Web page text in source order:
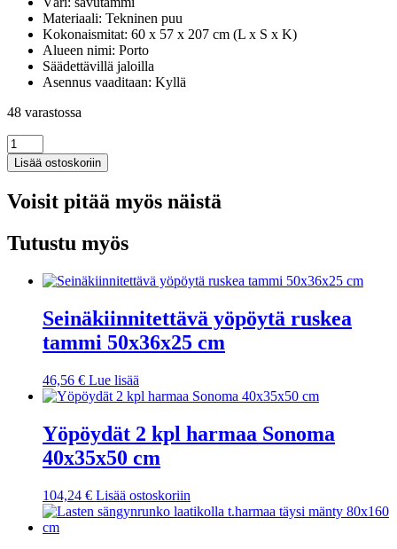
Materiaali: Tekninen puu
Kokonaismitat: 60 x 57 x 207 cm (L x S x K)
Alueen nimi: Porto
Säädettävillä jaloilla
Asennus vaaditaan: Kyllä
48 varastossa
Keittiökaappi
Porto
savutammi
puu
Lisää ostoskoriin
Voisit pitää myös näistä
Tutustu myös
Seinäkiinnitettävä yöpöytä ruskea
tammi 50x36x25 cm
46,56 € Lue lisää
Yöpöydät 2 kpl harmaa Sonoma
40x35x50 cm
104,24 € Lisää ostoskoriin